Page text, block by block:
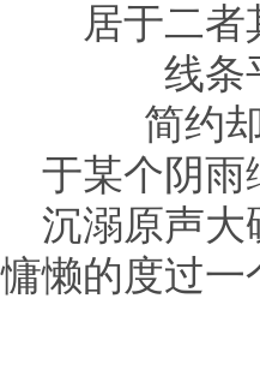
居于二
线条
简约
于某个阴雨
沉溺原声大
慵懒的度过一